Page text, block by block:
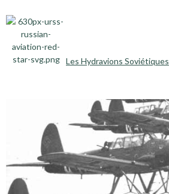
Les Hydravions Soviétiques